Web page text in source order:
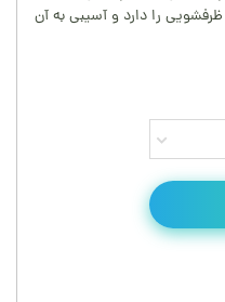
را دارد و آسیبی به آن